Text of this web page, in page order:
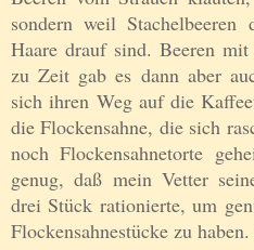
sondern weil
Haare drauf sind. Beeren
zu Zeit gab es dann aber
sich ihren Weg auf die
die Flockensahne, die sich
noch Flockensahnetorte
genug, daß mein Vetter
drei Stück rationierte, um
Flockensahnestücke zu